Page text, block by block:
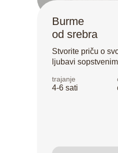
Burme
od srebra
Stvorite priču o
ljubavi
4-6 sati
trajanje